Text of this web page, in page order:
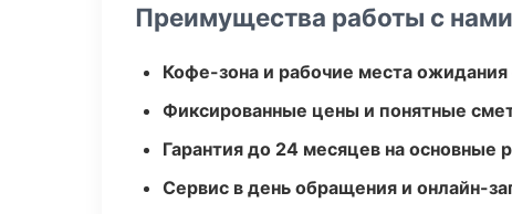
Преимущества работы с нами
Кофе-зона и рабочие места ожидания
Фиксированные цены и понятные
Гарантия до 24 месяцев на основные
Сервис в день обращения и онлайн-